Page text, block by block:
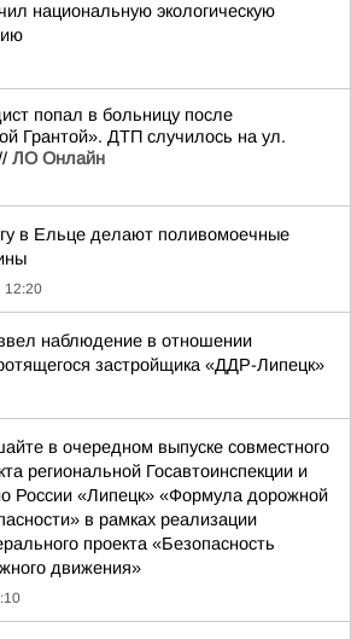
национальную экологическую
попал в больницу после
Грантой». ДТП случилось на ул.
ЛО Онлайн
в Ельце делают поливомоечные
12:20
наблюдение в отношении
застройщика «ДДР-Липецк»
в очередном выпуске совместного
региональной Госавтоинспекции и
России «Липецк» «Формула дорожной
в рамках реализации
проекта «Безопасность
движения»